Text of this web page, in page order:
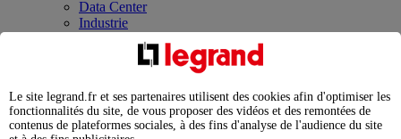
Data Center
Industrie
Infrastructures
Contrôler et planifier le fonctionnement des appareils
Répartir et optimiser son tableau électrique
Legrand Data Center Solutions : concentrer les
expertises au service de vos performances
Le site legrand.fr et ses partenaires utilisent des cookies afin d'optimiser les
fonctionnalités du site, de vous proposer des vidéos et des remontées de
contenus de plateformes sociales, à des fins d'analyse de l'audience du site